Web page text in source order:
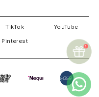
TikTok YouTube
Pinterest